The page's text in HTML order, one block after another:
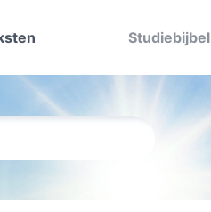
Studiebijbel